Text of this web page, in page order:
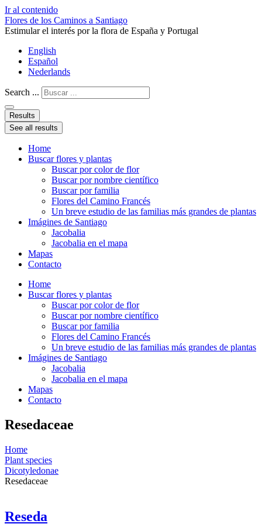
Ir al contenido
Flores de los Caminos a Santiago
Estimular el interés por la flora de España y Portugal
English
Español
Nederlands
Search ...
Results
See all results
Home
Buscar flores y plantas
Buscar por color de flor
Buscar por nombre científico
Buscar por familia
Flores del Camino Francés
Un breve estudio de las familias más grandes de plantas
Imágines de Santiago
Jacobalia
Jacobalia en el mapa
Mapas
Contacto
Home
Buscar flores y plantas
Buscar por color de flor
Buscar por nombre científico
Buscar por familia
Flores del Camino Francés
Un breve estudio de las familias más grandes de plantas
Imágines de Santiago
Jacobalia
Jacobalia en el mapa
Mapas
Contacto
Resedaceae
Home
Plant species
Dicotyledonae
Resedaceae
Reseda